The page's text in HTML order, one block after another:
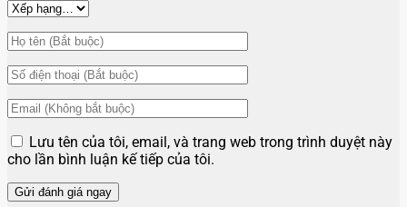
Lưu tên của tôi, email, và trang web trong trình duyệt này
cho lần bình luận kế tiếp của tôi.